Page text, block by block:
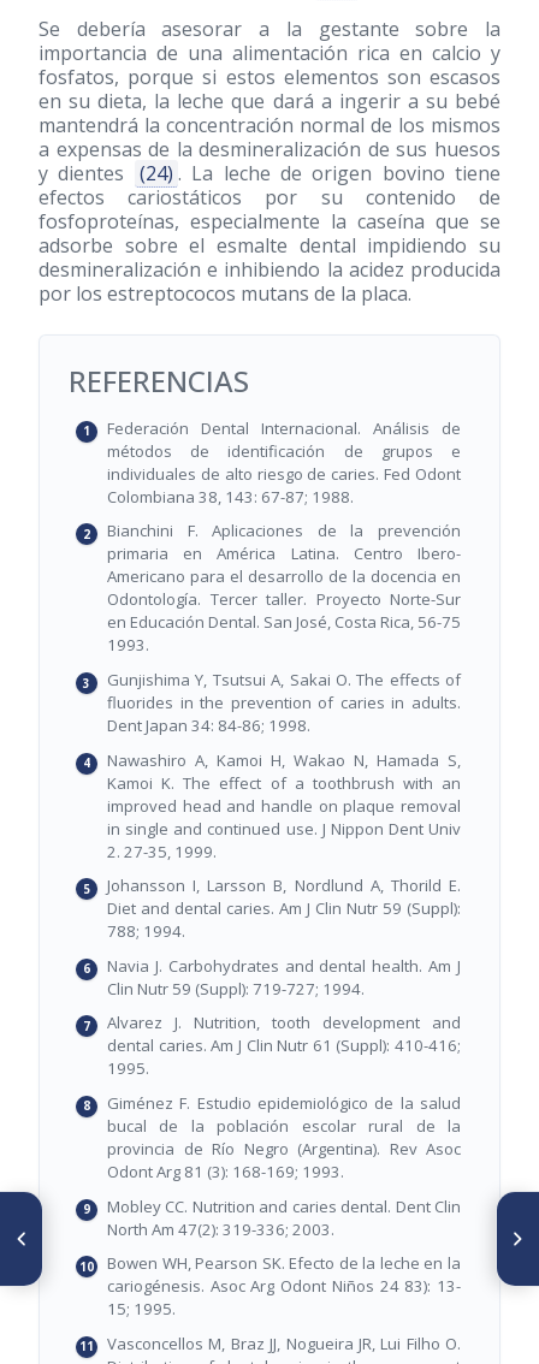
Se debería asesorar a la gestante sobre la
importancia de una alimentación rica en calcio y
fosfatos, porque si estos elementos son escasos
en su dieta, la leche que dará a ingerir a su bebé
mantendrá la concentración normal de los mismos
a expensas de la desmineralización de sus huesos
y dientes
(24) . La leche de origen bovino tiene
efectos cariostáticos por su contenido de
fosfoproteínas, especialmente la caseína que se
adsorbe sobre el esmalte dental impidiendo su
desmineralización e inhibiendo la acidez producida
por los estreptococos mutans de la placa.
REFERENCIAS
Federación Dental Internacional. Análisis de
métodos de identificación de grupos e
individuales de alto riesgo de caries. Fed Odont
Colombiana 38, 143: 67-87; 1988.
Bianchini F. Aplicaciones de la prevención
primaria en América Latina. Centro Ibero-
Americano para el desarrollo de la docencia en
Odontología. Tercer taller. Proyecto Norte-Sur
en Educación Dental. San José, Costa Rica, 56-75
1993.
Gunjishima Y, Tsutsui A, Sakai O. The effects of
fluorides in the prevention of caries in adults.
Dent Japan 34: 84-86; 1998.
Nawashiro A, Kamoi H, Wakao N, Hamada S,
Kamoi K. The effect of a toothbrush with an
improved head and handle on plaque removal
in single and continued use. J Nippon Dent Univ
2. 27-35, 1999.
Johansson I, Larsson B, Nordlund A, Thorild E.
Diet and dental caries. Am J Clin Nutr 59 (Suppl):
788; 1994.
Navia J. Carbohydrates and dental health. Am J
Clin Nutr 59 (Suppl): 719-727; 1994.
Alvarez J. Nutrition, tooth development and
dental caries. Am J Clin Nutr 61 (Suppl): 410-416;
1995.
Giménez F. Estudio epidemiológico de la salud
bucal de la población escolar rural de la
provincia de Río Negro (Argentina). Rev Asoc
Odont Arg 81 (3): 168-169; 1993.
Mobley CC. Nutrition and caries dental. Dent Clin
North Am 47(2): 319-336; 2003.
Bowen WH, Pearson SK. Efecto de la leche en la
cariogénesis. Asoc Arg Odont Niños 24 83): 13-
15; 1995.
Vasconcellos M, Braz JJ, Nogueira JR, Lui Filho O.
ARTÍCULO ANTERIOR
Bactérias do grupo
Lactobacillus casei:
caracterização, viabilidade
como probióticos em
alimentos e sua importância
para a saúde humana
SIGUIENTE ARTÍCULO
La inulina y derivados como
ingredientes claves en
alimentos funcionales